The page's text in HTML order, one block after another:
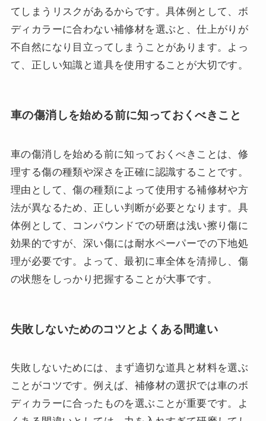
てしまうリスクがあるからです。具体例として、ボ
ディカラーに合わない補修材を選ぶと、仕上がりが
不自然になり目立ってしまうことがあります。よっ
て、正しい知識と道具を使用することが大切です。
車の傷消しを始める前に知っておくべきこと
車の傷消しを始める前に知っておくべきことは、修
理する傷の種類や深さを正確に認識することです。
理由として、傷の種類によって使用する補修材や方
法が異なるため、正しい判断が必要となります。具
体例として、コンパウンドでの研磨は浅い擦り傷に
効果的ですが、深い傷には耐水ペーパーでの下地処
理が必要です。よって、最初に車全体を清掃し、傷
の状態をしっかり把握することが大事です。
失敗しないためのコツとよくある間違い
失敗しないためには、まず適切な道具と材料を選ぶ
ことがコツです。例えば、補修材の選択では車のボ
ディカラーに合ったものを選ぶことが重要です。よ